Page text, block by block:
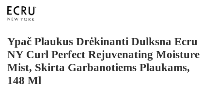
Ypač Plaukus Drėkinanti Dulksna Ecru
NY Curl Perfect Rejuvenating Moisture
Mist, Skirta Garbanotiems Plaukams,
148 Ml